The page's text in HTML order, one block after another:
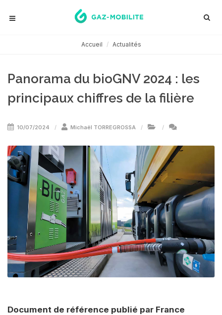
Accueil Actualités
Panorama du bioGNV 2024 : les
principaux chiffres de la filière
10/07/2024 Michaël TORREGROSSA
Document de référence publié par France